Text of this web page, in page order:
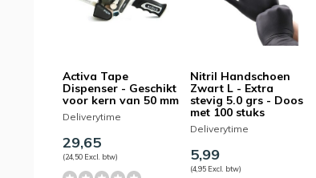
Activa Tape
Dispenser - Geschikt
voor kern van 50 mm
Deliverytime
29,65
(24,50 Excl. btw)
Nitril Handschoen
Zwart L - Extra
stevig 5.0 grs - Doos
met 100 stuks
Deliverytime
5,99
(4,95 Excl. btw)